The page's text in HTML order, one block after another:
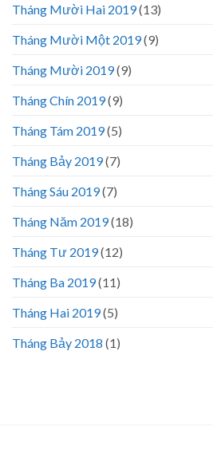
Tháng Mười Hai 2019(13)
Tháng Mười Một 2019(9)
Tháng Mười 2019(9)
Tháng Chín 2019(9)
Tháng Tám 2019(5)
Tháng Bảy 2019(7)
Tháng Sáu 2019(7)
Tháng Năm 2019(18)
Tháng Tư 2019(12)
Tháng Ba 2019(11)
Tháng Hai 2019(5)
Tháng Bảy 2018 (1)